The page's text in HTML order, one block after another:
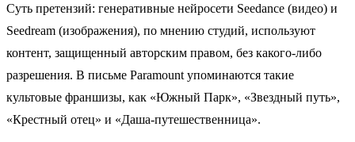
Суть претензий: генеративные нейросети Seedance (видео) и
Seedream (изображения), по мнению студий, используют
контент, защищенный авторским правом, без какого-либо
разрешения. В письме Paramount упоминаются такие
культовые франшизы, как «Южный Парк», «Звездный путь»,
«Крестный отец» и «Даша-путешественница».